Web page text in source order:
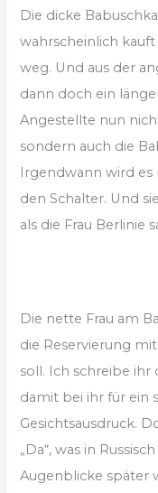
Die dicke
wahrscheinlich
weg. Und aus der
dann doch ein
Angestellte nun
sondern auch die
Irgendwann wird
den Schalter. Und
als die Frau Berlinie
Die nette Frau am
die Reservierung
soll. Ich schreibe ihr
damit bei ihr für ein
Gesichtsausdruck.
„Da“, was in
Augenblicke später